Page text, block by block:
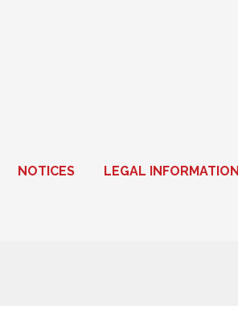
NOTICES LEGAL INFORMATION